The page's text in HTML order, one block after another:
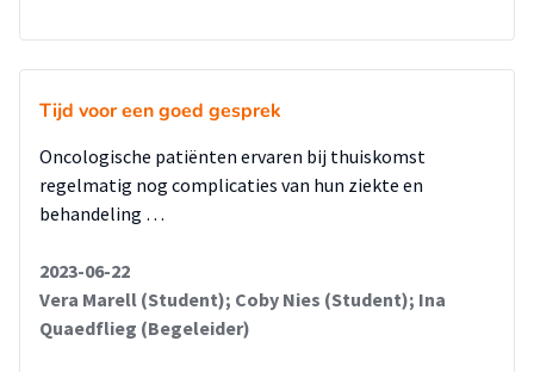
Tijd voor een goed gesprek
Oncologische patiënten ervaren bij thuiskomst
regelmatig nog complicaties van hun ziekte en
behandeling …
2023-06-22
Vera Marell (Student); Coby Nies (Student); Ina
Quaedflieg (Begeleider)